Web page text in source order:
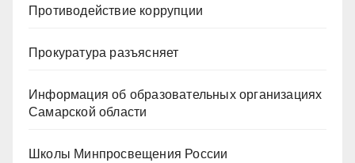
Противодействие коррупции
Прокуратура разъясняет
Информация об образовательных организациях
Самарской области
Школы Минпросвещения России